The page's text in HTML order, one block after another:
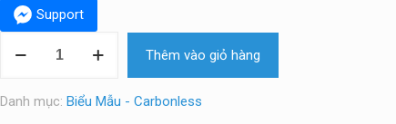
Support
mẫu
2
Thêm vào giỏ hàng
Danh mục: Biểu Mẫu - Carbonless